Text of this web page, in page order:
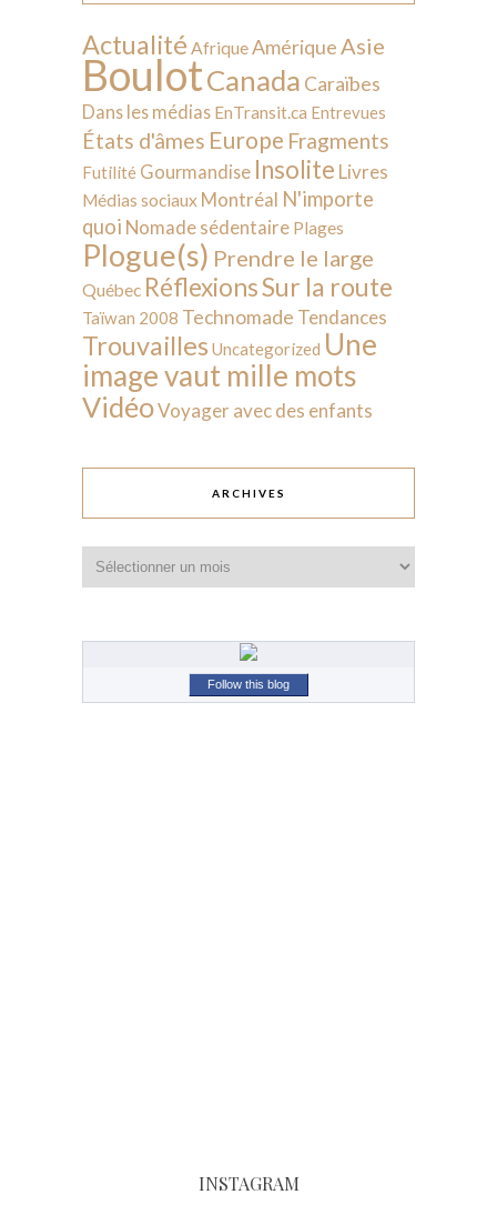
Actualité AfriqueAmérique Asie
BoulotCanada Caraïbes
Dans les médias EnTransit.ca Entrevues
États d'âmes Europe Fragments
Futilité Gourmandise Insolite Livres
Médias sociaux Montréal N'importe
quoi Nomade sédentaire Plages
Plogue(s) Prendre le large
Québec RéflexionsSur la route
Taïwan 2008 Technomade Tendances
Trouvailles Uncategorized Une
image vaut mille mots
VidéoVoyager avec des enfants
ARCHIVES
Follow this blog
INSTAGRAM